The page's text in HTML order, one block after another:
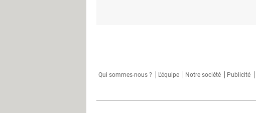
Qui sommes-nous ? L'équipe Notre société Publicité